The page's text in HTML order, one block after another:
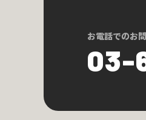
お電話でのお
03-